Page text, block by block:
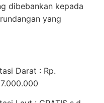
dibebankan kepada
yang
Darat : Rp.